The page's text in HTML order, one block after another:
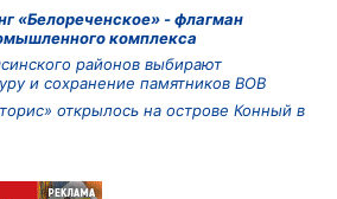
«Белореченское» - флагман
комплекса
районов выбирают
и сохранение памятников ВОВ
открылось на острове Конный в